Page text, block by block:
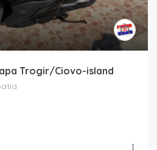
Trogir/Ciovo-island